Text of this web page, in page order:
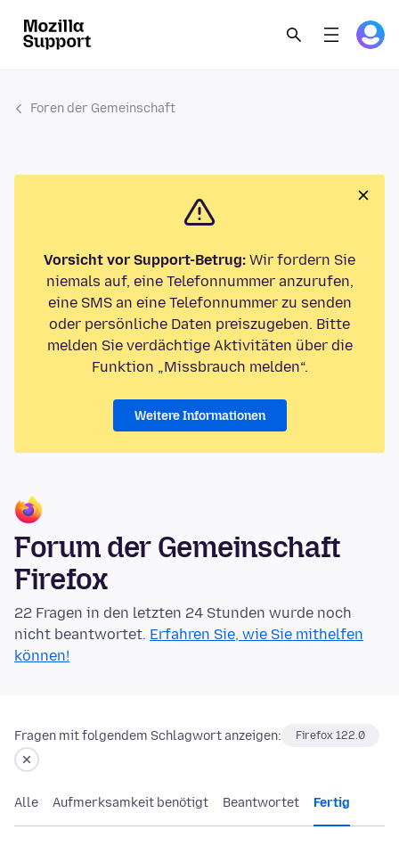
Foren der Gemeinschaft
Vorsicht vor Support-Betrug: Wir fordern Sie
niemals auf, eine Telefonnummer anzurufen,
eine SMS an eine Telefonnummer zu senden
oder persönliche Daten preiszugeben. Bitte
melden Sie verdächtige Aktivitäten über die
Funktion „Missbrauch melden“.
Weitere Informationen
Forum der Gemeinschaft
Firefox
22 Fragen in den letzten 24 Stunden wurde noch
nicht beantwortet. Erfahren Sie, wie Sie mithelfen
können!
Fragen mit folgendem Schlagwort anzeigen: Firefox 122.0
Alle Aufmerksamkeit benötigt Beantwortet Fertig